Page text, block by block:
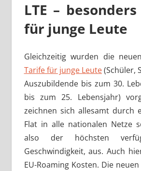
LTE –
für junge Leute
Gleichzeitig wurden die neuen
Tarife für junge Leute(Schüler,
Auszubildende bis zum 30.
bis zum 25. Lebensjahr)
zeichnen sich allesamt durch
Flat in alle nationalen Netze
also der höchsten
Geschwindigkeit, aus. Auch
EU-Roaming Kosten. Die